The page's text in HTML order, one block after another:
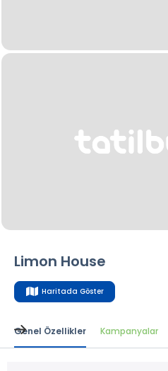
Limon House
Haritada Göster
Genel Özellikler Kampanyalar